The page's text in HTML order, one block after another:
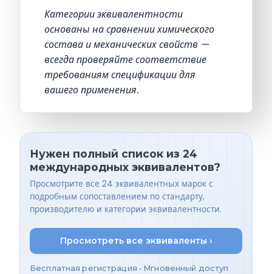
Категории эквивалентности
основаны на сравнении химического
состава и механических свойств —
всегда проверяйте соответствие
требованиям спецификации для
вашего применения.
Нужен полный список из 24
международных эквивалентов?
Просмотрите все 24 эквивалентных марок с
подробным сопоставлением по стандарту,
производителю и категории эквивалентности.
Просмотреть все эквиваленты ›
Бесплатная регистрация • Мгновенный доступ